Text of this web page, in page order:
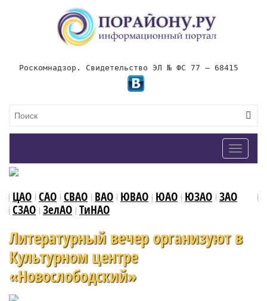
Роскомнадзор. Свидетельство ЭЛ № ФС 77 – 68415
Toggle
ЦАО САО СВАО ВАО ЮВАО ЮАО ЮЗАО ЗАО
СЗАО ЗелАО ТиНАО
Литературный вечер организуют в
Культурном центре
«Новослободский»